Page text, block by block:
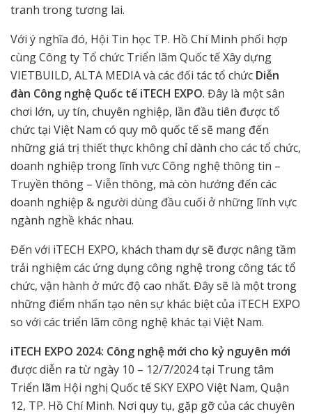
tranh trong tương lai.
Với ý nghĩa đó, Hội Tin học TP. Hồ Chí Minh phối hợp
cùng Công ty Tổ chức Triển lãm Quốc tế Xây dựng
VIETBUILD, ALTA MEDIA và các đối tác tổ chức Diễn
đàn Công nghệ Quốc tế iTECH EXPO. Đây là một sân
chơi lớn, uy tín, chuyên nghiệp, lần đầu tiên được tổ
chức tại Việt Nam có quy mô quốc tế sẽ mang đến
những giá trị thiết thực không chỉ dành cho các tổ chức,
doanh nghiệp trong lĩnh vực Công nghệ thông tin –
Truyền thông – Viễn thông, mà còn hướng đến các
doanh nghiệp & người dùng đầu cuối ở những lĩnh vực
ngành nghề khác nhau.
Đến với iTECH EXPO, khách tham dự sẽ được nâng tầm
trải nghiệm các ứng dụng công nghệ trong công tác tổ
chức, vận hành ở mức độ cao nhất. Đây sẽ là một trong
những điểm nhấn tạo nên sự khác biệt của iTECH EXPO
so với các triển lãm công nghệ khác tại Việt Nam.
iTECH EXPO 2024: Công nghệ mới cho kỷ nguyên mới
được diễn ra từ ngày 10 – 12/7/2024 tại Trung tâm
Triển lãm Hội nghị Quốc tế SKY EXPO Việt Nam, Quận
12, TP. Hồ Chí Minh. Nơi quy tụ, gặp gỡ của các chuyên